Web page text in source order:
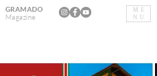
ME
NU
GRAMADO
Magazine